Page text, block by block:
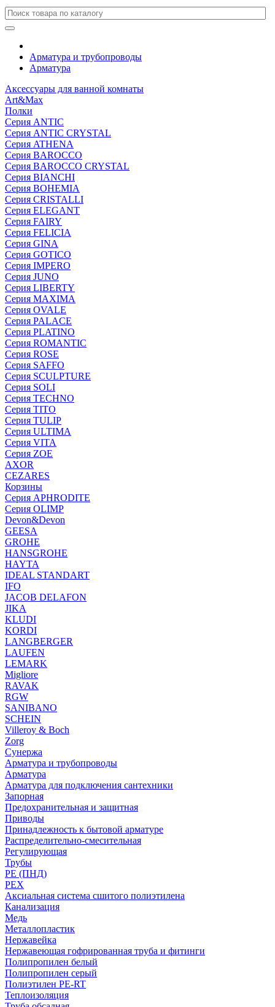
Арматура и трубопроводы
Арматура
Аксессуары для ванной комнаты
Art&Max
Полки
Серия ANTIC
Серия ANTIC CRYSTAL
Серия ATHENA
Серия BAROCCO
Серия BAROCCO CRYSTAL
Серия BIANCHI
Серия BOHEMIA
Серия CRISTALLI
Серия ELEGANT
Серия FAIRY
Серия FELICIA
Серия GINA
Серия GOTICO
Серия IMPERO
Серия JUNO
Серия LIBERTY
Серия MAXIMA
Серия OVALE
Серия PALACE
Серия PLATINO
Серия ROMANTIC
Серия ROSE
Серия SAFFO
Серия SCULPTURE
Серия SOLI
Серия TECHNO
Серия TITO
Серия TULIP
Серия ULTIMA
Серия VITA
Серия ZOE
AXOR
CEZARES
Корзины
Серия APHRODITE
Серия OLIMP
Devon&Devon
GEESA
GROHE
HANSGROHE
HAYTA
IDEAL STANDART
IFO
JACOB DELAFON
JIKA
KLUDI
KORDI
LANGBERGER
LAUFEN
LEMARK
Migliore
RAVAK
RGW
SANIBANO
SCHEIN
Villeroy & Boch
Zorg
Сунержа
Арматура и трубопроводы
Арматура
Арматура для подключения сантехники
Запорная
Предохранительная и защитная
Приводы
Принадлежность к бытовой арматуре
Распределительно-смесительная
Регулирующая
Трубы
PE (ПНД)
PEX
Аксиальная система сшитого полиэтилена
Канализация
Медь
Металлопластик
Нержавейка
Нержавеющая гофрированная труба и фитинги
Полипропилен белый
Полипропилен серый
Полиэтилен PE-RT
Теплоизоляция